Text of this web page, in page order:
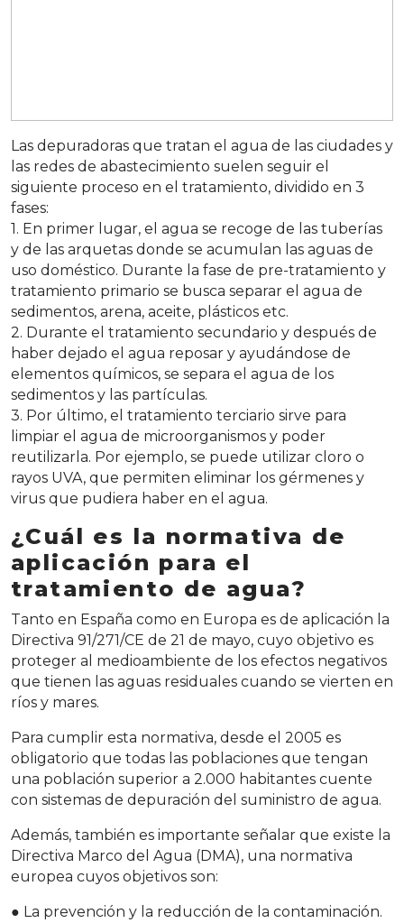
Las depuradoras que tratan el agua de las ciudades y
las redes de abastecimiento suelen seguir el
siguiente proceso en el tratamiento, dividido en 3
fases:
1. En primer lugar, el agua se recoge de las tuberías
y de las arquetas donde se acumulan las aguas de
uso doméstico. Durante la fase de pre-tratamiento y
tratamiento primario se busca separar el agua de
sedimentos, arena, aceite, plásticos etc.
2. Durante el tratamiento secundario y después de
haber dejado el agua reposar y ayudándose de
elementos químicos, se separa el agua de los
sedimentos y las partículas.
3. Por último, el tratamiento terciario sirve para
limpiar el agua de microorganismos y poder
reutilizarla. Por ejemplo, se puede utilizar cloro o
rayos UVA, que permiten eliminar los gérmenes y
virus que pudiera haber en el agua.
¿Cuál es la normativa de
aplicación para el
tratamiento de agua?
Tanto en España como en Europa es de aplicación la
Directiva 91/271/CE de 21 de mayo, cuyo objetivo es
proteger al medioambiente de los efectos negativos
que tienen las aguas residuales cuando se vierten en
ríos y mares.
Para cumplir esta normativa, desde el 2005 es
obligatorio que todas las poblaciones que tengan
una población superior a 2.000 habitantes cuente
con sistemas de depuración del suministro de agua.
Además, también es importante señalar que existe la
Directiva Marco del Agua (DMA), una normativa
europea cuyos objetivos son:
● La prevención y la reducción de la contaminación.